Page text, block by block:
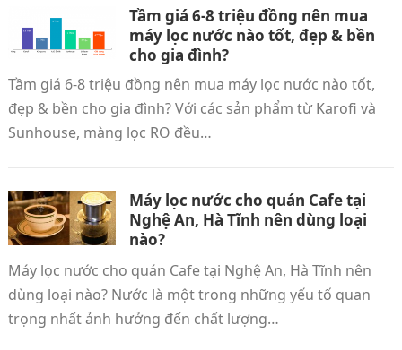
Tầm giá 6-8 triệu đồng nên mua
máy lọc nước nào tốt, đẹp & bền
cho gia đình?
Tầm giá 6-8 triệu đồng nên mua máy lọc nước nào tốt,
đẹp & bền cho gia đình? Với các sản phẩm từ Karofi và
Sunhouse, màng lọc RO đều…
Máy lọc nước cho quán Cafe tại
Nghệ An, Hà Tĩnh nên dùng loại
nào?
Máy lọc nước cho quán Cafe tại Nghệ An, Hà Tĩnh nên
dùng loại nào? Nước là một trong những yếu tố quan
trọng nhất ảnh hưởng đến chất lượng…